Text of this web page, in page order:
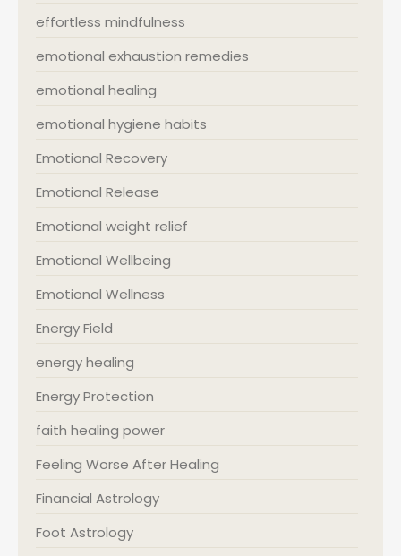
effortless mindfulness
emotional exhaustion remedies
emotional healing
emotional hygiene habits
Emotional Recovery
Emotional Release
Emotional weight relief
Emotional Wellbeing
Emotional Wellness
Energy Field
energy healing
Energy Protection
faith healing power
Feeling Worse After Healing
Financial Astrology
Foot Astrology